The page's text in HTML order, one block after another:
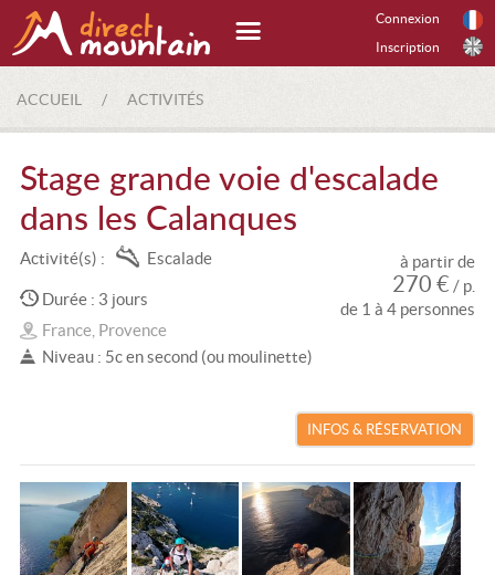
Connexion
Inscription
ACCUEIL / ACTIVITÉS
Stage grande voie d'escalade
dans les Calanques
Activité(s) : Escalade
Durée : 3 jours
France, Provence
Niveau : 5c en second (ou moulinette)
à partir de
270 € / p.
de 1 à 4 personnes
INFOS & RÉSERVATION